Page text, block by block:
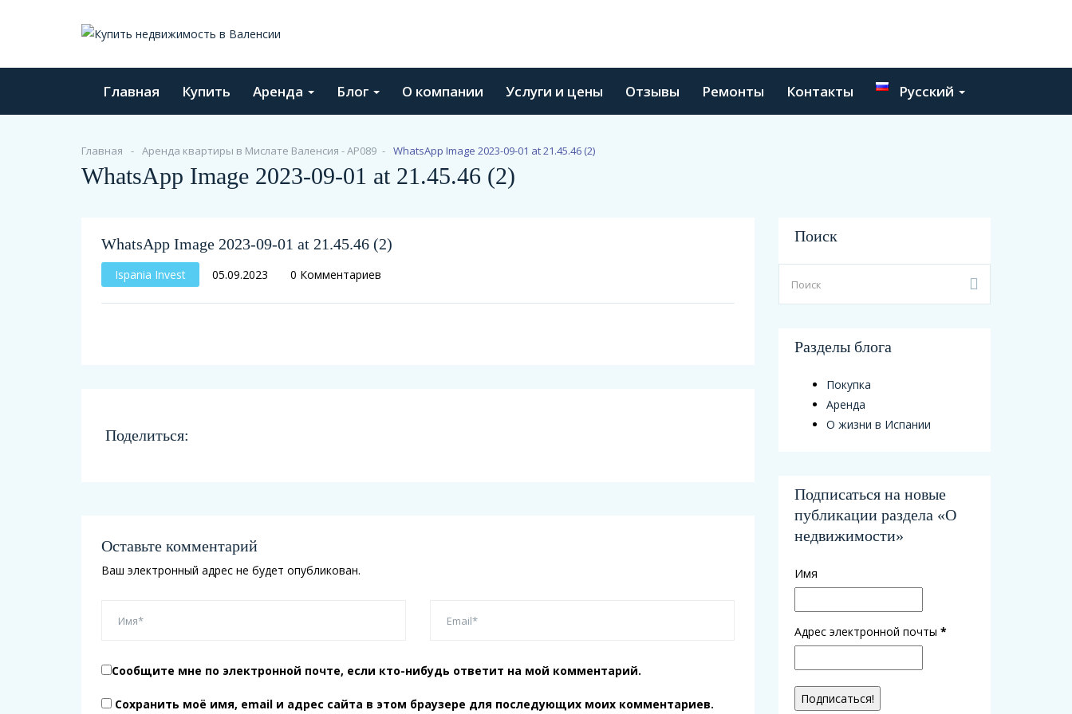
Главная Купить Аренда Блог О компании Услуги и цены Отзывы Ремонты Контакты Русский
Главная Аренда квартиры в Мислате Валенсия - АР089 WhatsApp Image 2023-09-01 at 21.45.46 (2)
WhatsApp Image 2023-09-01 at 21.45.46 (2)
WhatsApp Image 2023-09-01 at 21.45.46 (2)
Ispania Invest 05.09.2023 0 Комментариев
Поделиться:
Оставьте комментарий
Ваш электронный адрес не будет опубликован.
Сообщите мне по электронной почте, если кто-нибудь ответит на мой комментарий.
Сохранить моё имя, email и адрес сайта в этом браузере для последующих моих комментариев.
Поиск
Разделы блога
Покупка
Аренда
О жизни в Испании
Подписаться на новые
публикации раздела «О
недвижимости»
Имя
Адрес электронной почты *